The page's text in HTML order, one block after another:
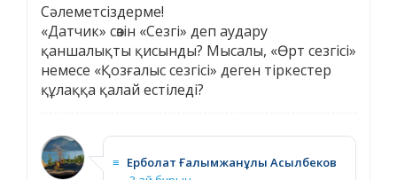
Сәлеметсіздерме!
«Датчик» сөзін «Сезгі» деп аудару
қаншалықты қисынды? Мысалы, «Өрт сезгісі»
немесе «Қозғалыс сезгісі» деген тіркестер
құлаққа қалай естіледі?
≡ Ерболат Ғалымжанұлы Асылбеков